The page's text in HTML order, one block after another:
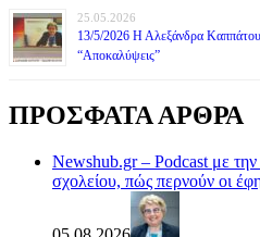
25.05.2026
13/5/2026 Η Αλεξάνδρα
“Αποκαλύψεις”
ΠΡΟΣΦΑΤΑ ΑΡΘΡΑ
Newshub.gr – Podcast με
σχολείου, πώς περνούν οι